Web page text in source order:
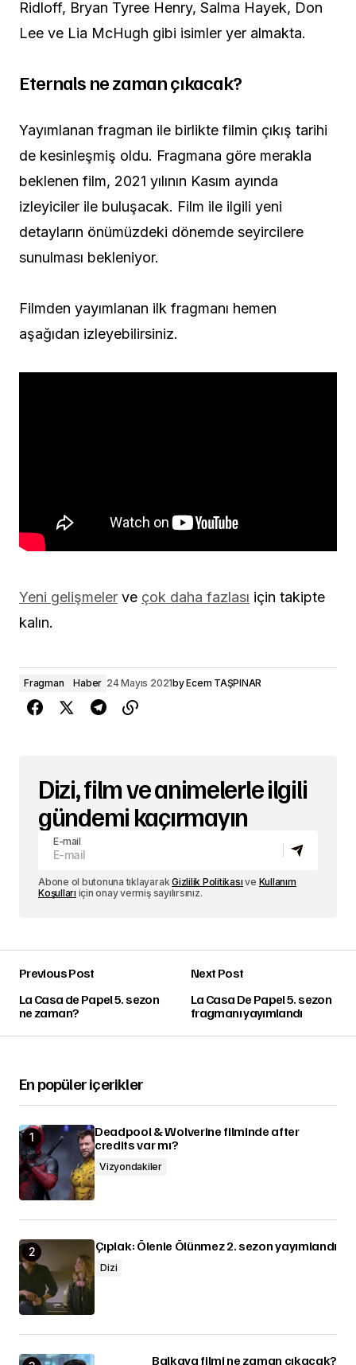
Ridloff, Bryan Tyree Henry, Salma Hayek, Don
Lee ve Lia McHugh gibi isimler yer almakta.
Eternals ne zaman çıkacak?
Yayımlanan fragman ile birlikte filmin çıkış tarihi
de kesinleşmiş oldu. Fragmana göre merakla
beklenen film, 2021 yılının Kasım ayında
izleyiciler ile buluşacak. Film ile ilgili yeni
detayların önümüzdeki dönemde seyircilere
sunulması bekleniyor.
Filmden yayımlanan ilk fragmanı hemen
aşağıdan izleyebilirsiniz.
Yeni gelişmeler ve çok daha fazlası için takipte
kalın.
Fragman Haber 24 Mayıs 2021byEcem TAŞPINAR
Dizi, film ve animelerle ilgili
gündemi kaçırmayın
E-mail
Abone ol butonuna tıklayarakGizlilik Politikası ve Kullanım
Koşulları için onay vermiş sayılırsınız.
Previous Post
La Casa de Papel 5. sezon
ne zaman?
Next Post
La Casa De Papel 5. sezon
fragmanı yayımlandı
En popüler içerikler
Deadpool & Wolverine filminde after
credits var mı?
Vizyondakiler
Çıplak: Ölenle Ölünmez 2. sezon yayımlandı
Dizi
Balkaya filmi ne zaman çıkacak?